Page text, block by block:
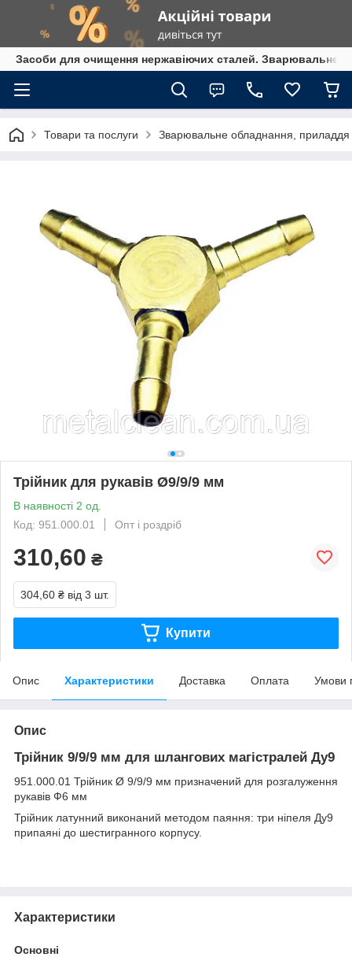
Засоби для очищення нержавіючих сталей. Зварювальне
Товари та послуги Зварювальне обладнання, приладдя
Трійник для рукавів Ø9/9/9 мм
В наявності 2 од.
Код: 951.000.01
Опт і роздріб
310,60 ₴
304,60 ₴ від 3 шт.
Купити
Опис Характеристики Доставка Оплата Умови
Опис
Трійник 9/9/9 мм для шлангових магістралей Ду9
951.000.01 Трійник Ø 9/9/9 мм призначений для розгалуження
рукавів Ф6 мм
Трійник латунний виконаний методом паяння: три ніпеля Ду9
припаяні до шестигранного корпусу.
Характеристики
Основні